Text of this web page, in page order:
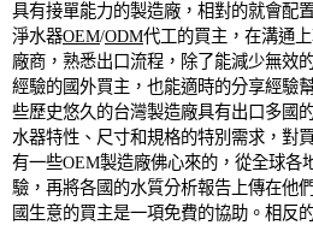
具有接單能力的製造廠，相對的就會配
淨水器OEM/ODM代工的買主，在溝通
廠商，熟悉出口流程，除了能減少無效
經驗的國外買主，也能適時的分享經驗
些歷史悠久的台灣製造廠具有出口多國
水器特性、尺寸和規格的特別需求，對
有一些OEM製造廠佛心來的，從全球各
驗，再將各國的水質分析報告上傳在他
國生意的買主是一項免費的協助。相反